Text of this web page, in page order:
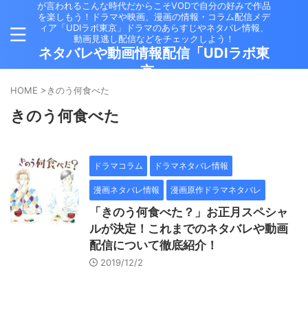
が言われるこんな時代だからこそVODで自分の好みで作品
を楽しもう！ドラマや映画、漫画の情報・コラム配信メデ
ィア「UDIラボ東京」ドラマのあらすじやネタバレ情報、
動画見逃し配信などをチェックしよう！
ネタバレや動画情報配信「UDIラボ東
京」
HOME >きのう何食べた
きのう何食べた
ドラマコラム ドラマネタバレ情報
漫画ネタバレ情報 漫画原作ドラマネタバレ
「きのう何食べた？」お正月スペシャ
ルが決定！これまでのネタバレや動画
配信について徹底紹介！
2019/12/2